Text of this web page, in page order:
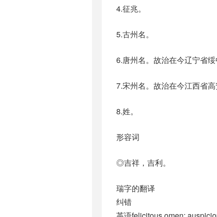
4.征兆。
5.古州名。
6.唐州名。故治在今辽宁省绥
7.宋州名。故治在今江西省高
8.姓。
形容词
◎吉祥，吉利。
瑞字的翻译
纠错